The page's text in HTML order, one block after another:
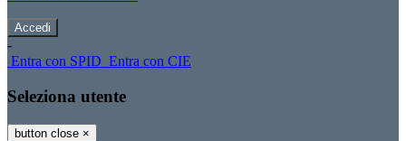
-
Entra con SPID Entra con CIE
Seleziona utente
button close ×